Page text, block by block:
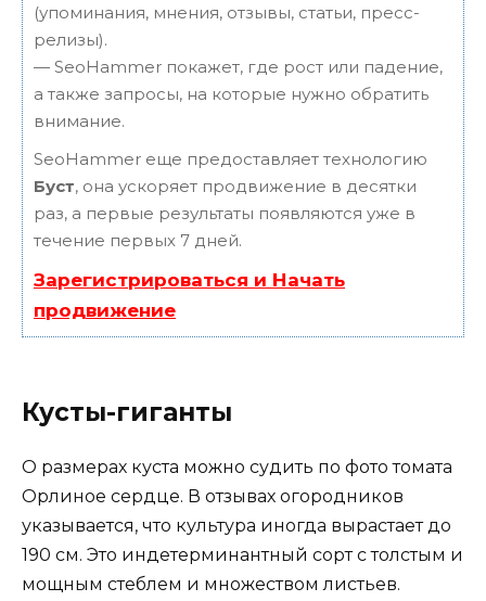
(упоминания, мнения, отзывы, статьи, пресс-
релизы).
— SeoHammer покажет, где рост или падение,
а также запросы, на которые нужно обратить
внимание.
SeoHammer еще предоставляет технологию
Буст, она ускоряет продвижение в десятки
раз, а первые результаты появляются уже в
течение первых 7 дней.
Зарегистрироваться и Начать
продвижение
Кусты-гиганты
О размерах куста можно судить по фото томата
Орлиное сердце. В отзывах огородников
указывается, что культура иногда вырастает до
190 см. Это индетерминантный сорт с толстым и
мощным стеблем и множеством листьев.